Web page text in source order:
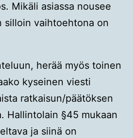
Mikäli asiassa nousee
silloin vaihtoehtona on
herää myös toinen
kyseinen viesti
ratkaisun/päätöksen
Hallintolain §45 mukaan
ja siinä on